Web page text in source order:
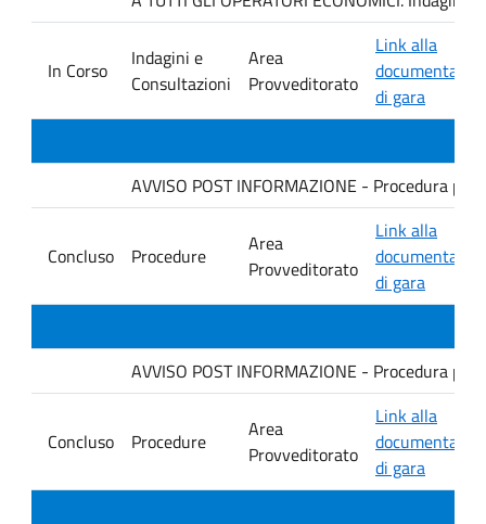
In Corso
Indagini e
Consultazioni
Area
Provveditorato
Link alla
di gara
AVVISO POST INFORMAZIONE - Procedura
Concluso Procedure
Area
Provveditorato
Link alla
di gara
AVVISO POST INFORMAZIONE - Procedura
Concluso Procedure
Area
Provveditorato
Link alla
di gara